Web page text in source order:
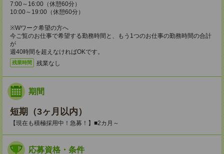
7:00～16:00（休憩60分）
10:00～19:00（休憩60分）
※Wワーク希望の方へ
今ご覧のお仕事で希望する勤務時間と、もう1つのお仕事の勤務時間の合計
が
週40時間を超えなければOKです。
残業時間 残業なし
期間
短期（3ヶ月以内）
【現在も積極採用中！急募！】■2カ月～
応募資格・条件